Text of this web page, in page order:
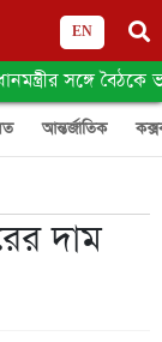
EN
সঙ্গে বৈঠকে
আন্তর্জাতিক
দাম